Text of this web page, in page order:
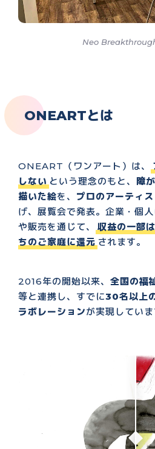
Neo
ONEARTとは
ONEART（ワンアート）は、
しない という理念のもと、 障
描いた絵を、 プロのアーティ
げ、展覧会で発表。企業・個
や販売を通じて、
収益の一部
ちのご家庭に還元 されます。
2016年の開始以来、 全国の福
等と連携し、すでに30名以上
ラボレーションが実現していま